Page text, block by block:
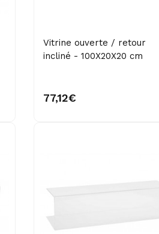
Vitrine ouverte / retour
incliné - 100X20X20 cm
77,12€